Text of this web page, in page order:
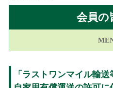
会員の
「ラストワンマイル輸